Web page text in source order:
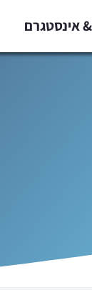
אינסטגרם